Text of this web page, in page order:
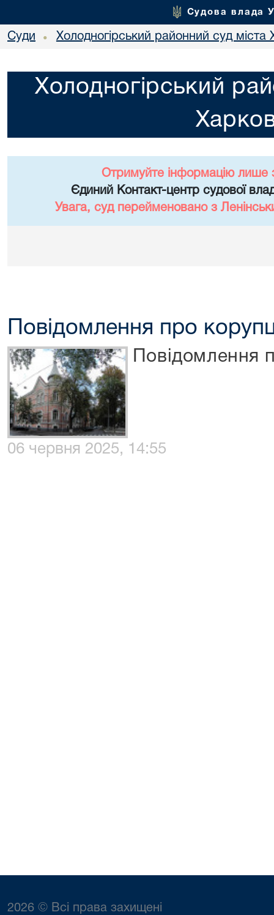
Судова влада
Суди • Холодногірський районний суд міста
Холодногірський
Отримуйте інформацію лише
Єдиний Контакт-центр судової
Увага, суд перейменовано з
Повідомлення про
Повідомлення
06 червня 2025, 14:55
2026 © Всі права захищені